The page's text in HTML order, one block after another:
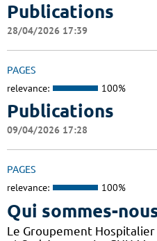
Publications
28/04/2026 17:39
PAGES
relevance: 100%
Publications
09/04/2026 17:28
PAGES
relevance: 100%
Qui sommes-
Le Groupement